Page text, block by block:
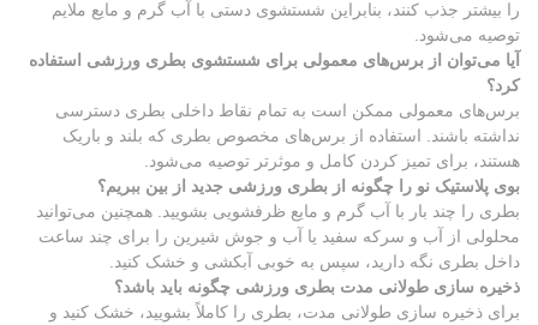
را بیشتر جذب کنند، بنابراین شستشوی دستی با آب گرم و مایع ملایم
توصیه می‌شود.
آیا می‌توان از برس‌های معمولی برای شستشوی بطری ورزشی استفاده
کرد؟
برس‌های معمولی ممکن است به تمام نقاط داخلی بطری دسترسی
نداشته باشند. استفاده از برس‌های مخصوص بطری که بلند و باریک
هستند، برای تمیز کردن کامل و موثرتر توصیه می‌شود.
بوی پلاستیک نو را چگونه از بطری ورزشی جدید از بین ببریم؟
بطری را چند بار با آب گرم و مایع ظرفشویی بشویید. همچنین می‌توانید
محلولی از آب و سرکه سفید یا آب و جوش شیرین را برای چند ساعت
داخل بطری نگه دارید، سپس به خوبی آبکشی و خشک کنید.
ذخیره سازی طولانی مدت بطری ورزشی چگونه باید باشد؟
برای ذخیره سازی طولانی مدت، بطری را کاملاً بشویید، خشک کنید و